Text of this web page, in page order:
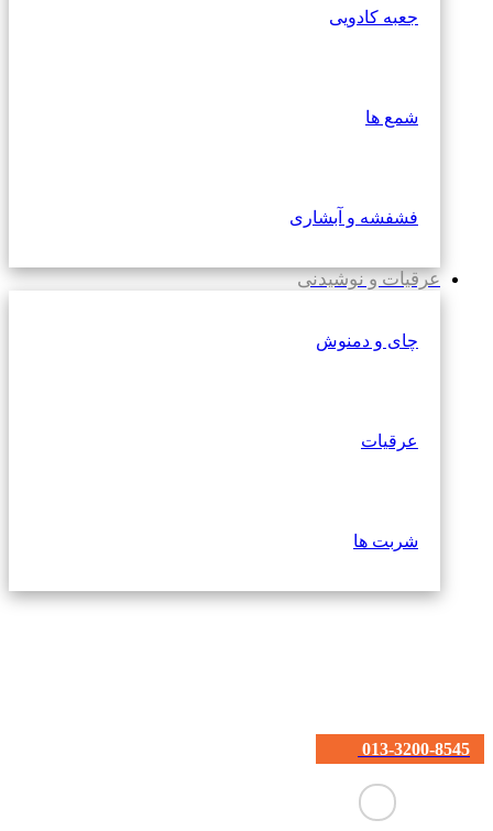
جعبه کادویی
شمع ها
فشفشه و آبشاری
عرقیات و نوشیدنی
چای و دمنوش
عرقیات
شربت ها
013-3200-8545